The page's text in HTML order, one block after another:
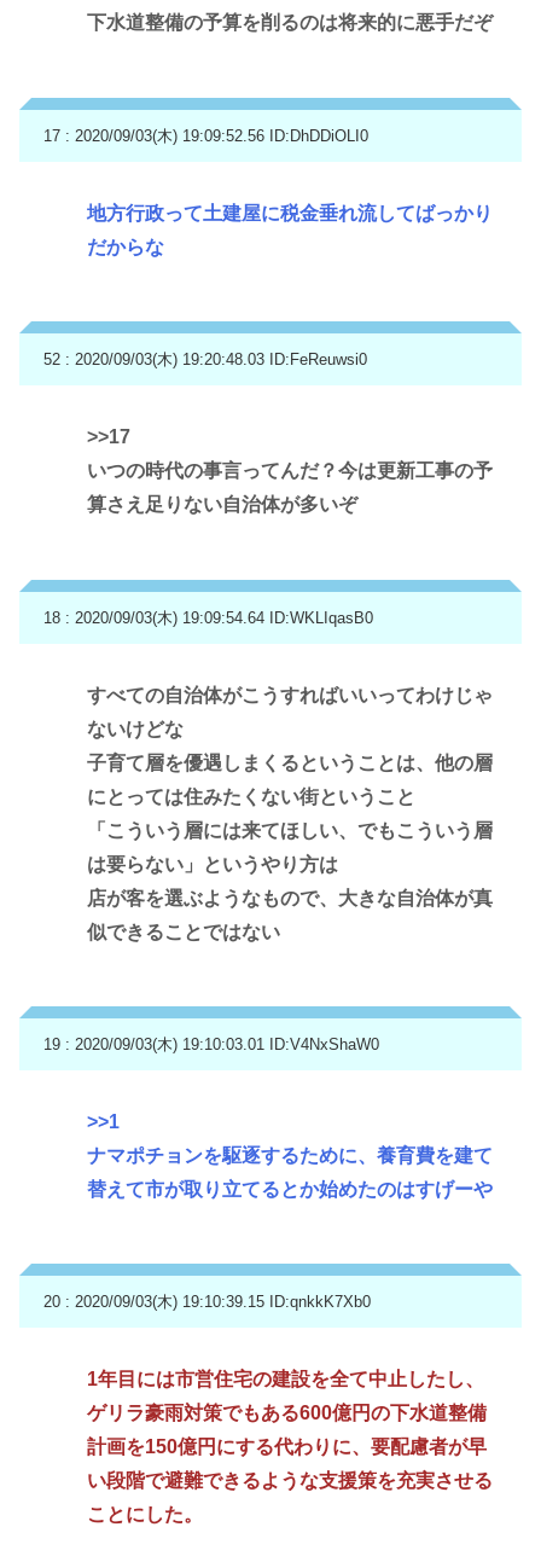
下水道整備の予算を削るのは将来的に悪手だぞ
17 : 2020/09/03(木) 19:09:52.56 ID:DhDDiOLI0
地方行政って土建屋に税金垂れ流してばっかり
だからな
52 : 2020/09/03(木) 19:20:48.03 ID:FeReuwsi0
>>17
いつの時代の事言ってんだ？今は更新工事の予
算さえ足りない自治体が多いぞ
18 : 2020/09/03(木) 19:09:54.64 ID:WKLIqasB0
すべての自治体がこうすればいいってわけじゃ
ないけどな
子育て層を優遇しまくるということは、他の層
にとっては住みたくない街ということ
「こういう層には来てほしい、でもこういう層
は要らない」というやり方は
店が客を選ぶようなもので、大きな自治体が真
似できることではない
19 : 2020/09/03(木) 19:10:03.01 ID:V4NxShaW0
>>1
ナマポチョンを駆逐するために、養育費を建て
替えて市が取り立てるとか始めたのはすげーや
20 : 2020/09/03(木) 19:10:39.15 ID:qnkkK7Xb0
1年目には市営住宅の建設を全て中止したし、
ゲリラ豪雨対策でもある600億円の下水道整備
計画を150億円にする代わりに、要配慮者が早
い段階で避難できるような支援策を充実させる
ことにした。